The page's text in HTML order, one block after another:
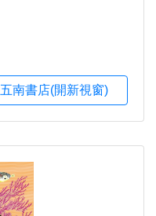
五南書店(開新視窗)